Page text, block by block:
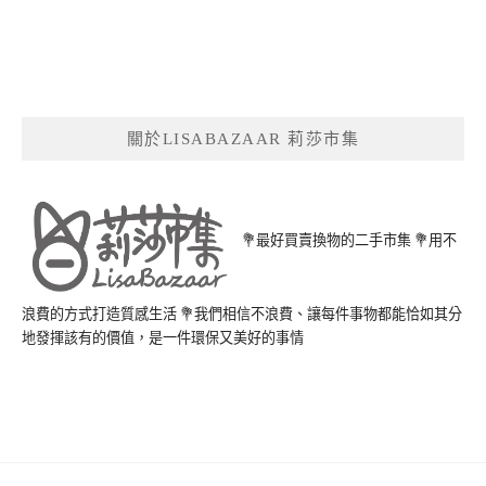
關於LISABAZAAR 莉莎市集
💐最好買賣換物的二手市集 💐用不
浪費的方式打造質感生活 💐我們相信不浪費、讓每件事物都能恰如其分
地發揮該有的價值，是一件環保又美好的事情